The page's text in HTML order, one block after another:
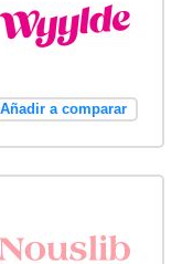
Añadir a comparar